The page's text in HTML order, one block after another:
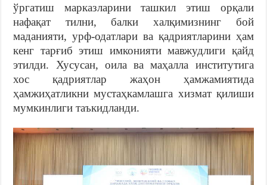
ўргатиш марказларини ташкил этиш орқали
нафақат тилни, балки халқимизнинг бой
маданияти, урф-одатлари ва қадриятларини ҳам
кенг тарғиб этиш имконияти мавжудлиги қайд
этилди. Хусусан, оила ва маҳалла институтига
хос қадриятлар жаҳон ҳамжамиятида
ҳамжиҳатликни мустаҳкамлашга хизмат қилиши
мумкинлиги таъкидланди.